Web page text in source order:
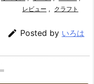
レビュー , クラフト
 Posted by いろは